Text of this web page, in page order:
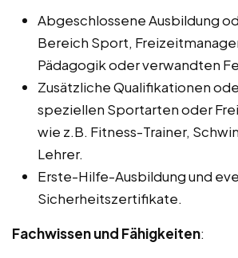
Abgeschlossene Ausbildung
Bereich Sport,
Pädagogik oder verwandten
Zusätzliche Qualifikationen
speziellen Sportarten oder
wie z.B. Fitness-Trainer,
Lehrer.
Erste-Hilfe-Ausbildung und
Sicherheitszertifikate.
Fachwissen und Fähigkeiten: